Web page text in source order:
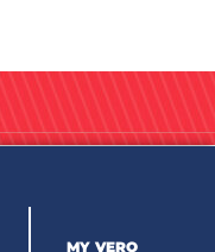
MY VERO